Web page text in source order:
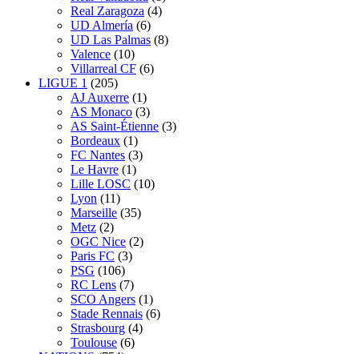
Real Zaragoza (4)
UD Almería (6)
UD Las Palmas (8)
Valence (10)
Villarreal CF (6)
LIGUE 1 (205)
AJ Auxerre (1)
AS Monaco (3)
AS Saint-Étienne (3)
Bordeaux (1)
FC Nantes (3)
Le Havre (1)
Lille LOSC (10)
Lyon (11)
Marseille (35)
Metz (2)
OGC Nice (2)
Paris FC (3)
PSG (106)
RC Lens (7)
SCO Angers (1)
Stade Rennais (6)
Strasbourg (4)
Toulouse (6)